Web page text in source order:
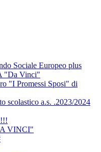
Sociale Europeo plus
"Da Vinci"
"I Promessi Sposi" di
scolastico a.s. .2023/2024
VINCI"